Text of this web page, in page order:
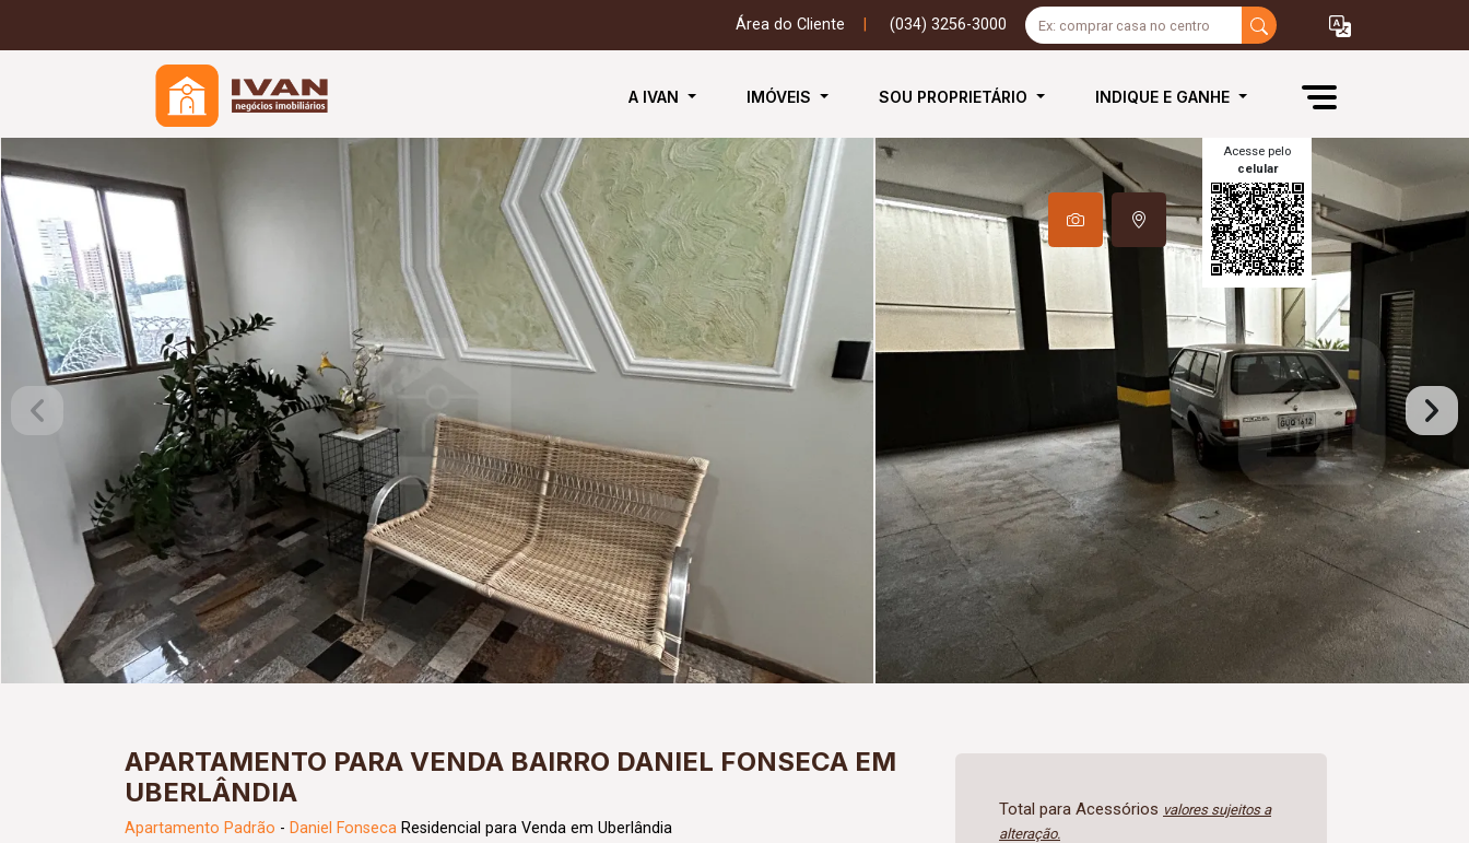
Área do Cliente (034) 3256-3000
A IVAN IMÓVEIS SOU PROPRIETÁRIO INDIQUE E GANHE
Acesse pelo
celular
APARTAMENTO PARA VENDA BAIRRO DANIEL FONSECA EM
UBERLÂNDIA
Apartamento Padrão - Daniel Fonseca Residencial para Venda em Uberlândia
Total para Acessórios valores sujeitos a
alteração.